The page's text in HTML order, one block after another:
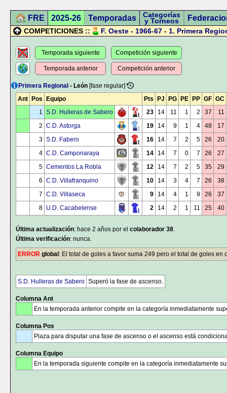
FRE 2025-26 Temporadas Categorías
y Torneos
COMPETICIONES :: F. Oeste - 1966-67 - 1. Primera
Temporada siguiente
Temporada anterior
Competición siguiente
Competición anterior
Primera Regional - León [fase regular]
Ant
Pos Equipo Pts PJ PG PE PP GF GC
1 S.D. Hulleras de Sabero 23 14 11 1 2 37
11
2 C.D. Astorga 19 14 9 1 4 48
17
3 S.D. Fabero 16 14 7 2 5 26
20
4 C.D. Camponaraya 14 14 7 0 7 26
27
5 Cementos La Robla 12 14 7 2 5 35
29
6 C.D. Villafranquino 10 14 3 4 7 26
38
7 C.D. Villaseca 9 14 4 1 9 26
37
8 U.D. Cacabelense 2 14 2 1 11 25 40
Última actualización: hace 2 años por el colaborador 38.
Última verificación: nunca.
ERROR global : El total de goles a favor suma 249 pero el total de goles en
S.D. Hulleras de Sabero Superó la fase de ascenso.
Columna Ant
En la temporada anterior compite en la categoría inmediatamente
Columna Pos
Plaza para disputar una fase de ascenso o el ascenso está
Columna Equipo
En la temporada siguiente compite en la categoría inmediatamente